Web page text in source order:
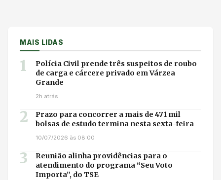
MAIS LIDAS
1
Polícia Civil prende três suspeitos de roubo
de carga e cárcere privado em Várzea
Grande
2h atrás
2
Prazo para concorrer a mais de 471 mil
bolsas de estudo termina nesta sexta-feira
10/07/2026 às 08:00
3
Reunião alinha providências para o
atendimento do programa “Seu Voto
Importa”, do TSE